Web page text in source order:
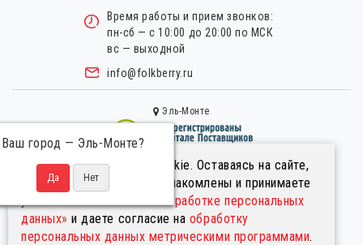
Мы используем файлы cookie. Оставаясь на сайте,
вы подтверждаете, что ознакомлены и принимаете
условия«Положения об обработке персональных
данных» и даете согласие на обработку
персональных данных метрическими программами.
Время работы и прием звонков:
пн-сб — с 10:00 до 20:00 по МСК
вс — выходной
info@folkberry.ru
Эль-Монте
Ваш город — Эль-Монте?
Правовая информация.
Пользовательское соглашение.
Политика в отношении обработки персональных данных.
Информация на сайте не является публичной офертой